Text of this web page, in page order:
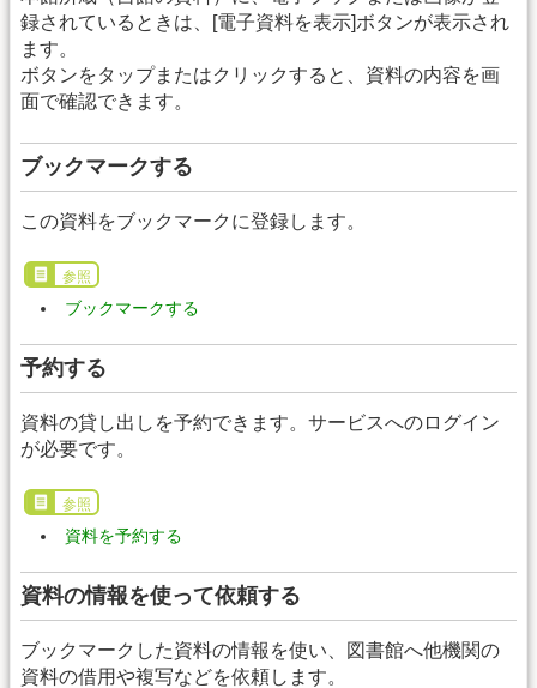
録されているときは、[電子資料を表示]ボタンが表示され
ます。
ボタンをタップまたはクリックすると、資料の内容を画
面で確認できます。
ブックマークする
この資料をブックマークに登録します。
参照
ブックマークする
予約する
資料の貸し出しを予約できます。サービスへのログイン
が必要です。
参照
資料を予約する
資料の情報を使って依頼する
ブックマークした資料の情報を使い、図書館へ他機関の
資料の借用や複写などを依頼します。